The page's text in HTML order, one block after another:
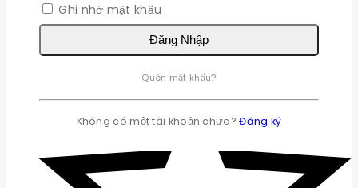
Ghi nhớ mật khẩu
Đăng Nhập
Quên mật khẩu?
Không có một tài khoản chưa?Đăng ký